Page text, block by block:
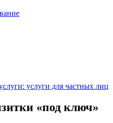
услуги для частных лиц
«под ключ»